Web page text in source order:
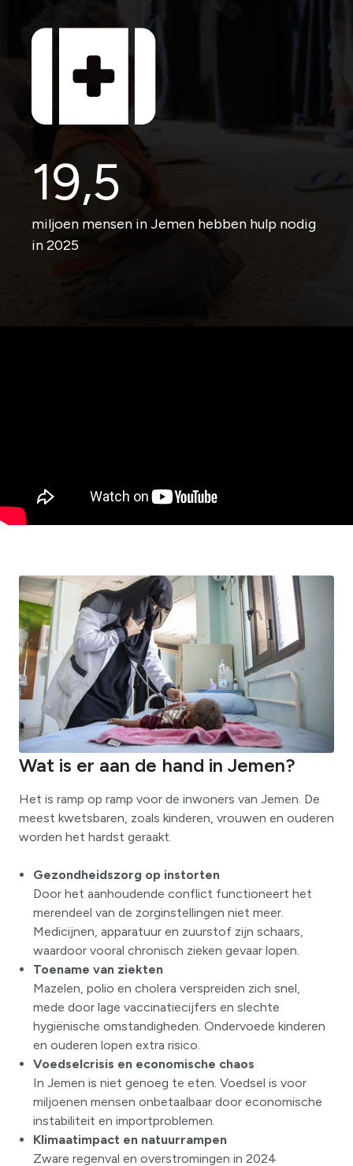
19,5
miljoen mensen in Jemen hebben hulp nodig
in 2025
Wat is er aan de hand in Jemen?
Het is ramp op ramp voor de inwoners van Jemen. De
meest kwetsbaren, zoals kinderen, vrouwen en ouderen
worden het hardst geraakt.
Gezondheidszorg op instorten
Door het aanhoudende conflict functioneert het
merendeel van de zorginstellingen niet meer.
Medicijnen, apparatuur en zuurstof zijn schaars,
waardoor vooral chronisch zieken gevaar lopen.
Toename van ziekten
Mazelen, polio en cholera verspreiden zich snel,
mede door lage vaccinatiecijfers en slechte
hygiënische omstandigheden. Ondervoede kinderen
en ouderen lopen extra risico.
Voedselcrisis en economische chaos
In Jemen is niet genoeg te eten. Voedsel is voor
miljoenen mensen onbetaalbaar door economische
instabiliteit en importproblemen.
Klimaatimpact en natuurrampen
Zware regenval en overstromingen in 2024